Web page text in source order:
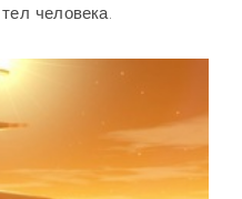
человека.